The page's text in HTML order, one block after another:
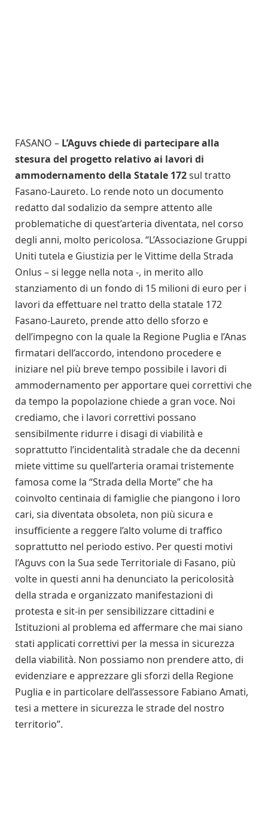
FASANO – L’Aguvs chiede di partecipare alla
stesura del progetto relativo ai lavori di
ammodernamento della Statale 172sul tratto
Fasano-Laureto. Lo rende noto un documento
redatto dal sodalizio da sempre attento alle
problematiche di quest’arteria diventata, nel corso
degli anni, molto pericolosa. “L’Associazione Gruppi
Uniti tutela e Giustizia per le Vittime della Strada
Onlus – si legge nella nota -, in merito allo
stanziamento di un fondo di 15 milioni di euro per i
lavori da effettuare nel tratto della statale 172
Fasano-Laureto, prende atto dello sforzo e
dell’impegno con la quale la Regione Puglia e l’Anas
firmatari dell’accordo, intendono procedere e
iniziare nel più breve tempo possibile i lavori di
ammodernamento per apportare quei correttivi che
da tempo la popolazione chiede a gran voce. Noi
crediamo, che i lavori correttivi possano
sensibilmente ridurre i disagi di viabilità e
soprattutto l’incidentalità stradale che da decenni
miete vittime su quell’arteria oramai tristemente
famosa come la “Strada della Morte” che ha
coinvolto centinaia di famiglie che piangono i loro
cari, sia diventata obsoleta, non più sicura e
insufficiente a reggere l’alto volume di traffico
soprattutto nel periodo estivo. Per questi motivi
l’Aguvs con la Sua sede Territoriale di Fasano, più
volte in questi anni ha denunciato la pericolosità
della strada e organizzato manifestazioni di
protesta e sit-in per sensibilizzare cittadini e
Istituzioni al problema ed affermare che mai siano
stati applicati correttivi per la messa in sicurezza
della viabilità. Non possiamo non prendere atto, di
evidenziare e apprezzare gli sforzi della Regione
Puglia e in particolare dell’assessore Fabiano Amati,
tesi a mettere in sicurezza le strade del nostro
territorio”.